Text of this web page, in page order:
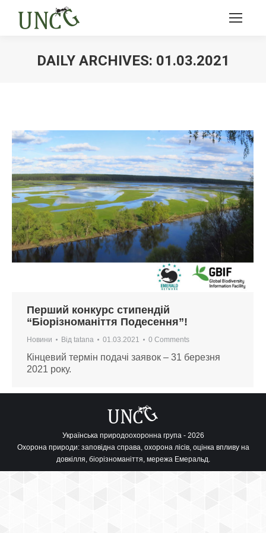
DAILY ARCHIVES: 01.03.2021
Перший конкурс стипендій
“Біорізноманіття Подесення”!
Новини Від tatana 01.03.2021 0 Comments
Кінцевий термін подачі заявок – 31 березня
2021 року.
Українська природоохоронна група - 2026
Охорона природи: заповідна справа, охорона лісів, оцінка впливу на
довкілля, біорізноманіття, мережа Емеральд.